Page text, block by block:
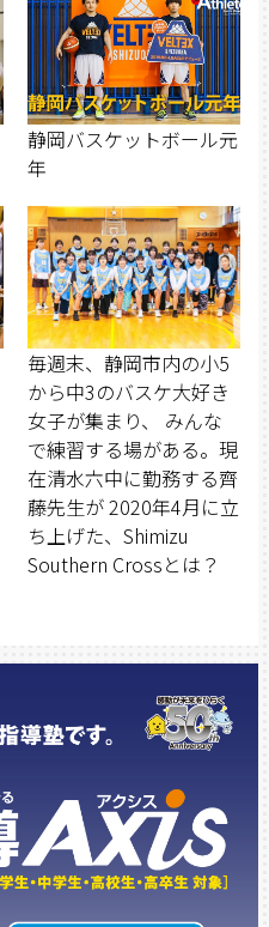
静岡バスケットボール元
年
毎週末、静岡市内の小5
から中3のバスケ大好き
女子が集まり、 みんな
で練習する場がある。現
在清水六中に勤務する齊
藤先生が 2020年4月に立
ち上げた、Shimizu
Southern Crossとは？